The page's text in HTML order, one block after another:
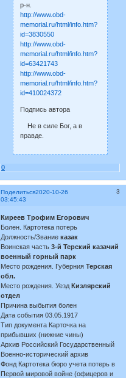
р-н.
http://www.obd-
memorial.ru/html/info.htm?
id=3830550
http://www.obd-
memorial.ru/html/info.htm?
id=63421743
http://www.obd-
memorial.ru/html/info.htm?
id=410024372
Подпись автора
Не в силе Бог, а в
правде.
0
Поделиться 3
2020-10-26
03:45:43
Киреев Трофим Егорович
Болен. Картотека потерь
Должность/Званиеказак
Воинская часть3-й Терский казачий
военный горный парк
Место рождения. Губерния Терская
обл.
Место рождения. УездКизлярский
отдел
Причина выбытия болен
Дата события 03.05.1917
Тип документа Карточка на
прибывших (нижние чины)
Архив Российский Государственный
Военно-исторический архив
Фонд Картотека бюро учета потерь в
Первой мировой войне (офицеров и